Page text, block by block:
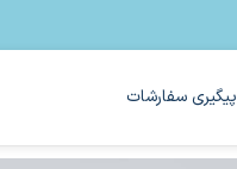
پیگیری سفارشات